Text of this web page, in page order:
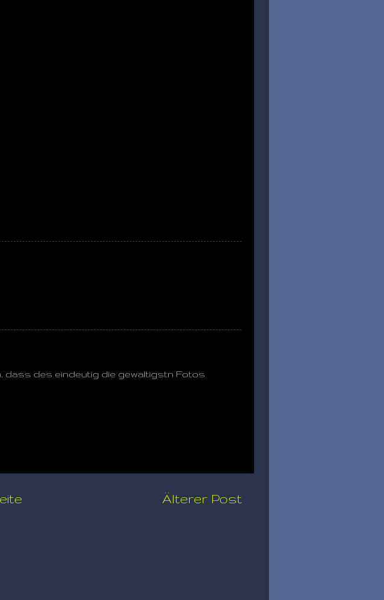
dass des eindeutig die gewaltigstn Fotos
Älterer Post